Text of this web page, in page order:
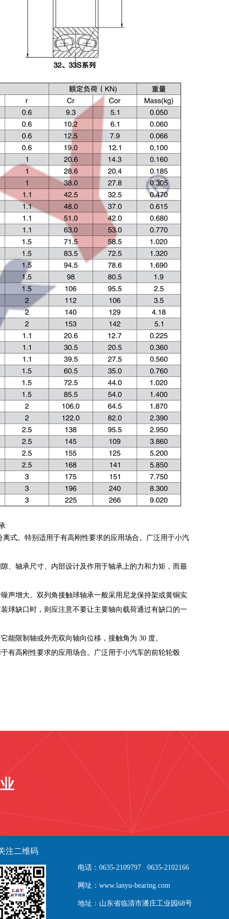
式。特别适用于有高刚性要求的应用场合。广泛用于小汽
、轴承尺寸、内部设计及作用于轴承上的力和力矩，而最
声增大。双列角接触球轴承一般采用尼龙保持架或黄铜实
球缺口时，则应注意不要让主要轴向载荷通过有缺口的一
能限制轴或外壳双向轴向位移，接触角为 30 度。
有高刚性要求的应用场合。广泛用于小汽车的前轮轮毂
注二维码
电话：0635-2109797 0635-2102166
网址：www.lanyu-bearing.com
地址：山东省临清市潘庄工业园68号